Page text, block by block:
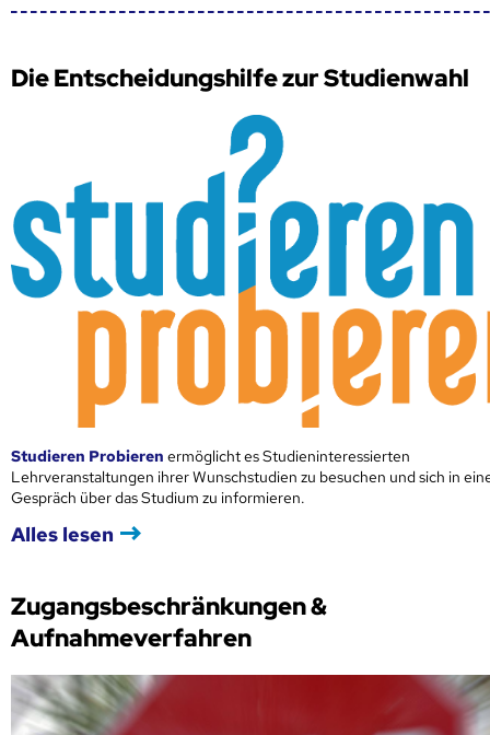
Die Entscheidungshilfe zur Studienwahl
Studieren Probieren ermöglicht es Studieninteressierten
Lehrveranstaltungen ihrer Wunschstudien zu besuchen und sich in
Gespräch über das Studium zu informieren.
Alles lesen
Zugangsbeschränkungen &
Aufnahmeverfahren